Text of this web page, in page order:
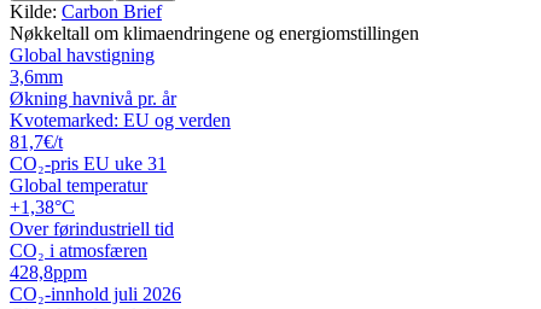
Kilde: Carbon Brief
Nøkkeltall om klimaendringene og energiomstillingen
Global havstigning
3,6mm
Økning havnivå pr. år
Kvotemarked: EU og verden
81,7€/t
CO₂-pris EU uke 31
Global temperatur
+1,38°C
Over førindustriell tid
CO₂ i atmosfæren
428,8ppm
CO₂-innhold juli 2026